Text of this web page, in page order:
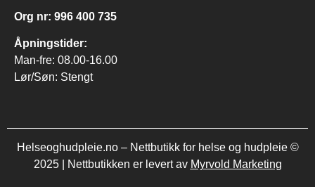
Org nr: 996 400 735
Åpningstider:
Man-fre: 08.00-16.00
Lør/Søn: Stengt
Helseoghudpleie.no – Nettbutikk for helse og hudpleie ©
2025 | Nettbutikken er levert av Myrvold Marketing